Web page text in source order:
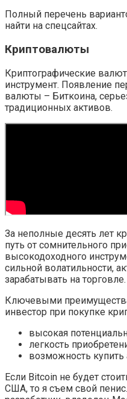
Полный перечень
найти на спецсайтах.
Криптовалюты
Криптографические
инструмент. Появление
валюты – Биткоина,
традиционных активов.
За неполные десять лет
путь от сомнительного
высокодоходного
сильной волатильности,
зарабатывать на торговле.
Ключевыми
инвестор при покупке
высокая
легкость
возможность
Если Bitcoin не будет
США, то я съем свой